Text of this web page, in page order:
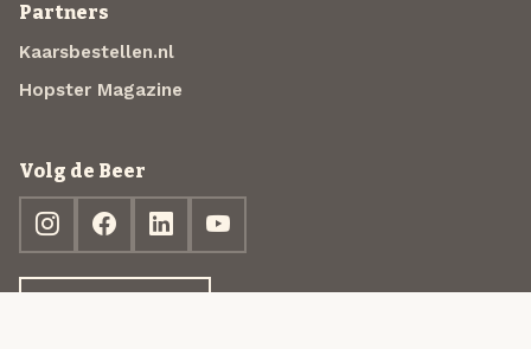
Partners
Kaarsbestellen.nl
Hopster Magazine
Volg de Beer